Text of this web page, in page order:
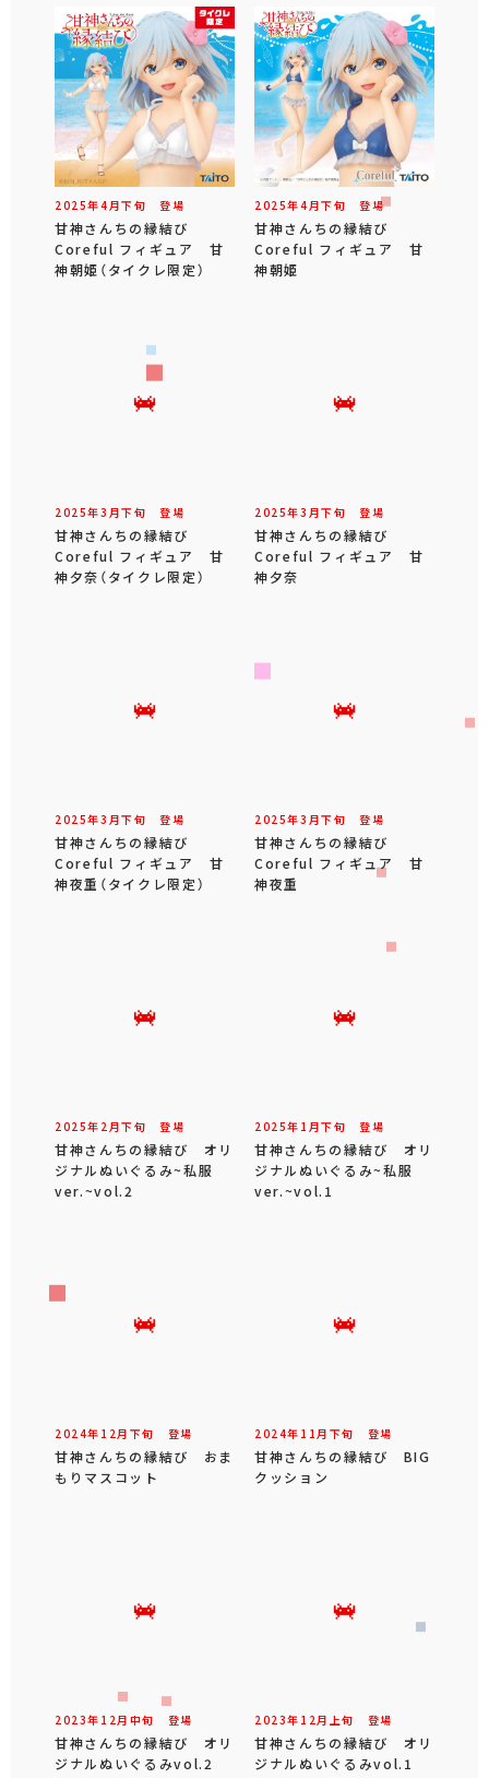
2025年4 月下旬 登場
甘神さんちの縁結び
Coreful フィギュア 甘
神朝姫（タイクレ限定）
2025年4 月下旬 登場
甘神さんちの縁結び
Coreful フィギュア 甘
神朝姫
2025年3 月下旬 登場
甘神さんちの縁結び
Coreful フィギュア 甘
神夕奈（タイクレ限定）
2025年3 月下旬 登場
甘神さんちの縁結び
Coreful フィギュア 甘
神夕奈
2025年3 月下旬 登場
甘神さんちの縁結び
Coreful フィギュア 甘
神夜重（タイクレ限定）
2025年3 月下旬 登場
甘神さんちの縁結び
Coreful フィギュア 甘
神夜重
2025年 2 月下旬 登場
甘神さんちの縁結び オリ
ジナルぬいぐるみ~私服
ver.~vol.2
2025年 1 月下旬 登場
甘神さんちの縁結び オリ
ジナルぬいぐるみ~私服
ver.~vol.1
2024年 12 月 下旬 登場
甘神さんちの縁結び おま
もりマスコット
2024年 11 月 下旬 登場
甘神さんちの縁結び BIG
クッション
2023年 12 月 中旬 登場
甘神さんちの縁結び オリ
ジナルぬいぐるみvol.2
2023年 12 月 上旬 登場
甘神さんちの縁結び オリ
ジナルぬいぐるみvol.1